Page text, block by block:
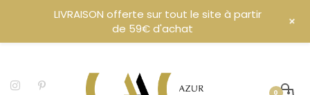
LIVRAISON offerte sur tout le site à partir
de 59€ d'achat
+